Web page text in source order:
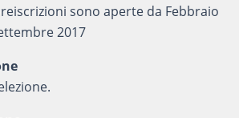
sono aperte da Febbraio
2017